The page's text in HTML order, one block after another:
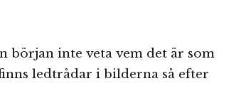
början inte veta vem det är som
ledtrådar i bilderna så efter